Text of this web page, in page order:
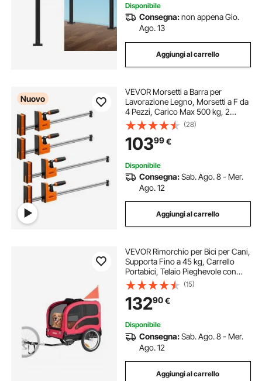
Disponibile
Consegna:non appena Gio.
Ago. 13
Aggiungi al carrello
Nuovo
VEVOR Morsetti a Barra per
Lavorazione Legno, Morsetti a F da
4 Pezzi, Carico Max 500 kg, 2
Modalità Morsetto e Divaricatore,
Cuscinetti in Gomma, Impugnatura
Ergonomica, per Falegnameria e
Metalli
(28)
10399€
Disponibile
Consegna:Sab. Ago. 8 - Mer.
Ago. 12
Aggiungi al carrello
VEVOR Rimorchio per Bici per Cani,
Supporta Fino a 45 kg, Carrello
Portabici, Telaio Pieghevole con
Ruota a Sgancio Rapido, Attacco
Universale per Bicicletta, Riflettore,
Bandiera Guinzaglio Interno
(15)
13290€
Disponibile
Consegna:Sab. Ago. 8 - Mer.
Ago. 12
Aggiungi al carrello